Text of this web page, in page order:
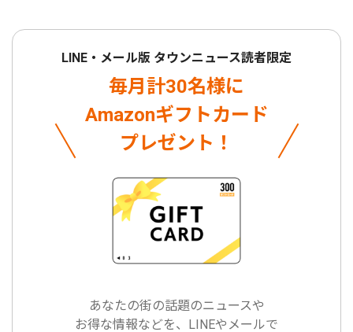
LINE・メール版 タウンニュース読者限定
毎月計30名様に
Amazonギフトカード
プレゼント！
あなたの街の話題のニュースや
お得な情報などを、LINEやメールで